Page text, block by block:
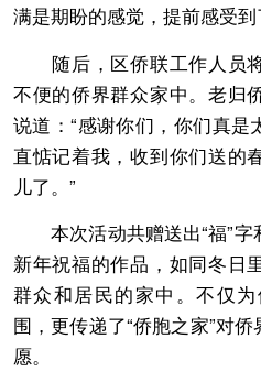
满是期盼的感觉，提前感受到
随后，区侨联工作人员
不便的侨界群众家中。老归
说道：“感谢你们，你们真
直惦记着我，收到你们送的
儿了。”
本次活动共赠送出“福”字
新年祝福的作品，如同冬日
群众和居民的家中。不仅
围，更传递了“侨胞之家”对
愿。